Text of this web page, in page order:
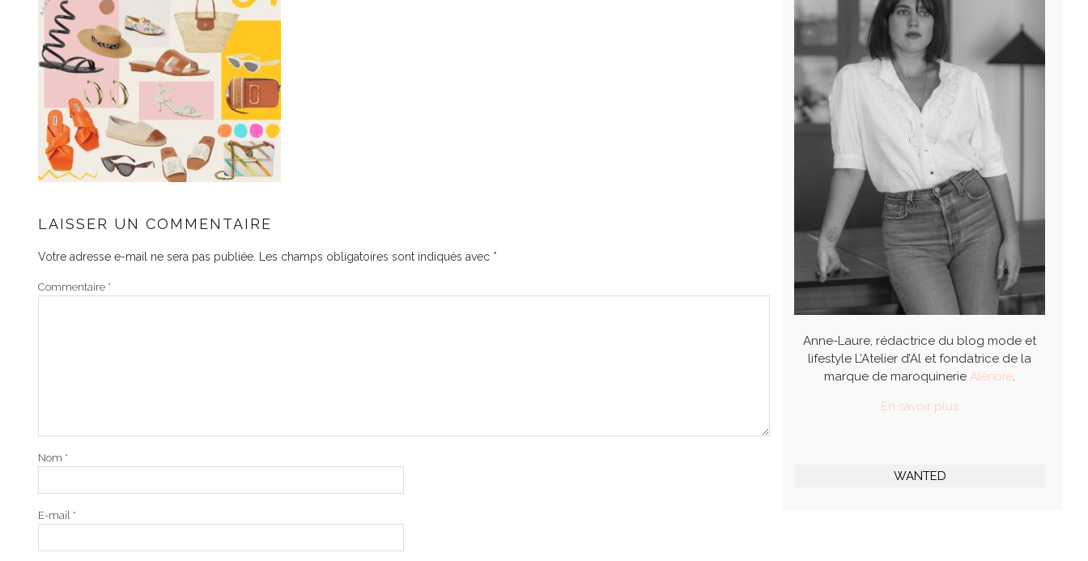
LAISSER UN COMMENTAIRE
Votre adresse e-mail ne sera pas publiée. Les champs obligatoires sont indiqués avec *
Commentaire *
Nom *
E-mail *
Anne-Laure, rédactrice du blog mode et
lifestyle L’Atelier d’Al et fondatrice de la
marque de maroquinerieAlénore.
En savoir plus
WANTED